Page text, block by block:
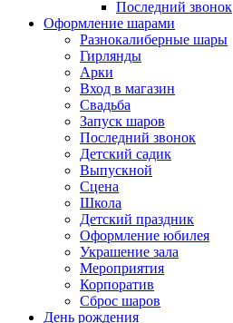
Последний звонок
Оформление шарами
Разнокалиберные шары
Гирлянды
Арки
Вход в магазин
Свадьба
Запуск шаров
Последний звонок
Детский садик
Выпускной
Сцена
Школа
Детский праздник
Оформление юбилея
Украшение зала
Мероприятия
Корпоратив
Сброс шаров
День рождения